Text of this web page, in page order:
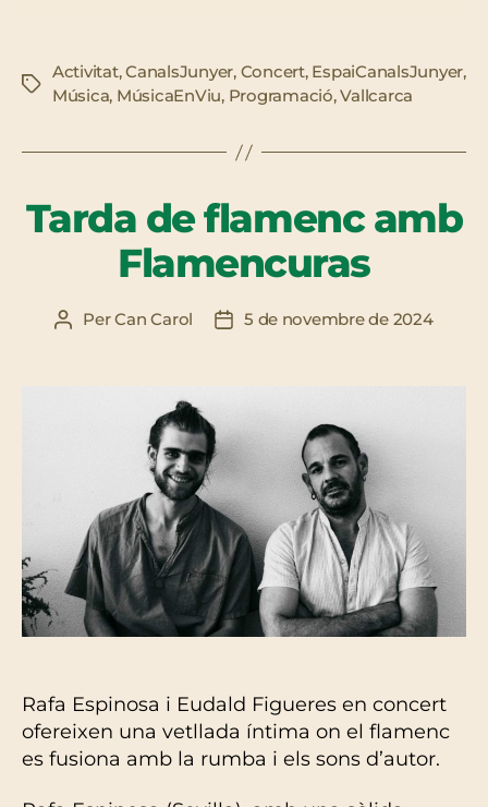
Etiquetes
Activitat,CanalsJunyer, Concert, EspaiCanalsJunyer,
Música, MúsicaEnViu, Programació,Vallcarca
Tarda de flamenc amb
Flamencuras
Autor
PerCan Carol
Data5 de novembre de 2024
Rafa Espinosa i Eudald Figueres en concert
ofereixen una vetllada íntima on el flamenc
es fusiona amb la rumba i els sons d’autor.